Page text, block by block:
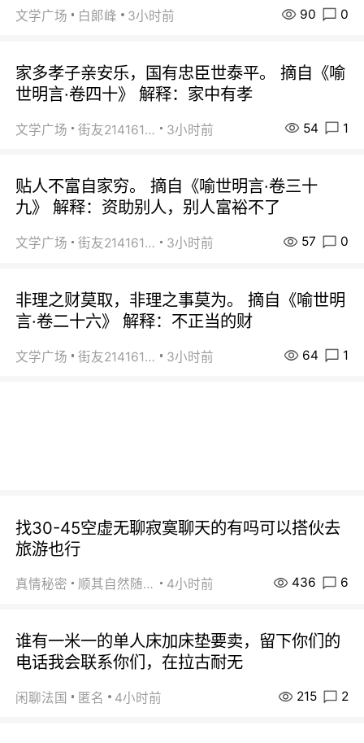
文学广场 白郞峰 3小时前 90 0
家多孝子亲安乐，国有忠臣世泰平。 摘自《喻
世明言·卷四十》 解释：家中有孝
文学广场 街友21416156 3小时前 54 1
贴人不富自家穷。 摘自《喻世明言·卷三十
九》 解释：资助别人，别人富裕不了
文学广场 街友21416156 3小时前 57 0
非理之财莫取，非理之事莫为。 摘自《喻世明
言·卷二十六》 解释：不正当的财
文学广场 街友21416156 3小时前 64 1
找30-45空虚无聊寂寞聊天的有吗可以搭伙去
旅游也行
真情秘密 顺其自然随缘 4小时前 436 6
谁有一米一的单人床加床垫要卖，留下你们的
电话我会联系你们，在拉古耐无
闲聊法国 匿名 4小时前 215 2